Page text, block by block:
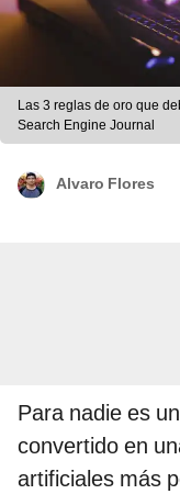
Las 3 reglas de oro que
Search Engine Journal
Alvaro Flores
Para nadie es
convertido en
artificiales más